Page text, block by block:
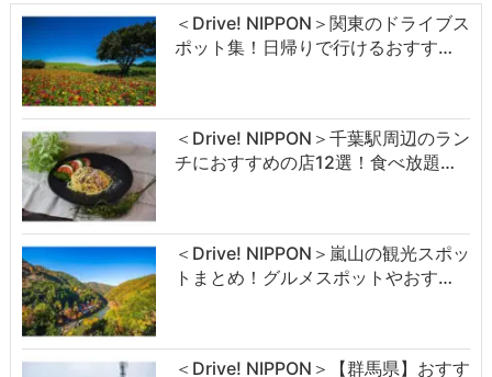
＜Drive! NIPPON＞関東のドライブス
ポット集！日帰りで行けるおすす…
＜Drive! NIPPON＞千葉駅周辺のラン
チにおすすめの店12選！食べ放題…
＜Drive! NIPPON＞嵐山の観光スポッ
トまとめ！グルメスポットやおす…
＜Drive! NIPPON＞【群馬県】おすす